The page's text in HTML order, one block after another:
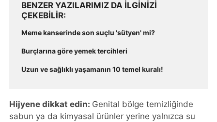
BENZER YAZILARIMIZ DA ILGINIZI
ÇEKEBILIR
Meme kanserinde son suçlu 'sütyen' mi?
Burçlarına göre yemek tercihleri
Uzun ve sağlıklı yaşamanın 10 temel kuralı!
Hijyene dikkat edin: Genital bölge temizliğinde
sabun ya da kimyasal ürünler yerine yalnızca su